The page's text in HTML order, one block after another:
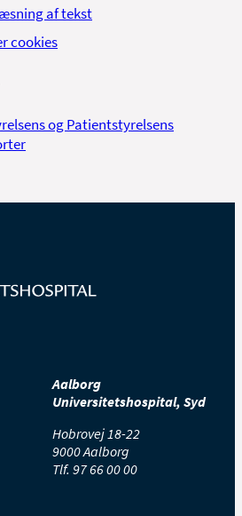
af tekst
cookies
og Patientstyrelsens
Aalborg
Universitetshospital, Syd
Hobrovej 18-22
9000 Aalborg
Tlf. 97 66 00 00